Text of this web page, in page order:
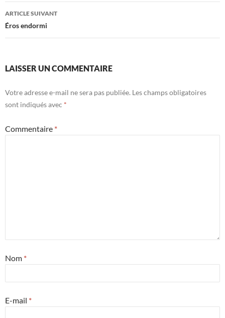
articles
ARTICLE SUIVANT
Éros endormi
LAISSER UN COMMENTAIRE
Votre adresse e-mail ne sera pas publiée. Les champs obligatoires
sont indiqués avec *
Commentaire *
Nom *
E-mail *